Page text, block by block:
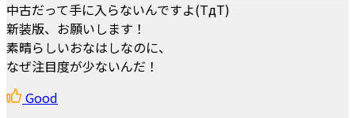
中古だって手に入らないんですよ(TдT)
新装版、お願いします！
素晴らしいおなはしなのに、
なぜ注目度が少ないんだ！
Good